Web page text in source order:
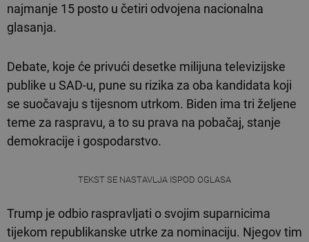
najmanje 15 posto u četiri odvojena nacionalna
glasanja.
Debate, koje će privući desetke milijuna televizijske
publike u SAD-u, pune su rizika za oba kandidata koji
se suočavaju s tijesnom utrkom. Biden ima tri željene
teme za raspravu, a to su prava na pobačaj, stanje
demokracije i gospodarstvo.
TEKST SE NASTAVLJA ISPOD OGLASA
Trump je odbio raspravljati o svojim suparnicima
tijekom republikanske utrke za nominaciju. Njegov tim